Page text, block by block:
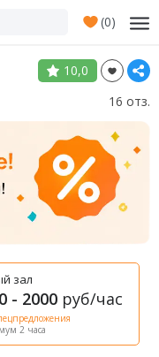
(0)
10,0
16 отз.
зал
- 2000 руб/час
2 часа